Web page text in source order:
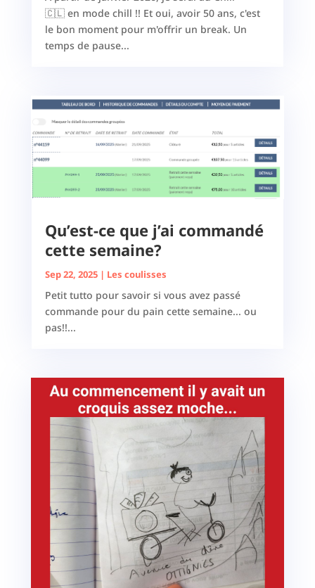
🇨🇱 en mode chill !! Et oui, avoir 50 ans, c'est
le bon moment pour m'offrir un break. Un
temps de pause...
Qu’est-ce que j’ai commandé
cette semaine?
Sep 22, 2025| Les coulisses
Petit tutto pour savoir si vous avez passé
commande pour du pain cette semaine... ou
pas!!...